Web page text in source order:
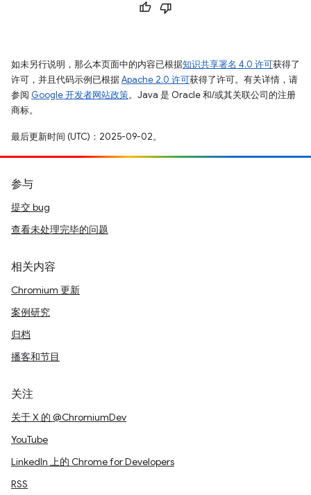
如未另行说明，那么本页面中的内容已根据知识共享署名 4.0 许可获得了
许可，并且代码示例已根据Apache 2.0 许可获得了许可。有关详情，请
参阅 Google 开发者网站政策。Java 是 Oracle 和/或其关联公司的注册
商标。
最后更新时间 (UTC)：2025-09-02。
参与
提交 bug
查看未处理完毕的问题
相关内容
Chromium 更新
案例研究
归档
播客和节目
关注
关于 X 的 @ChromiumDev
YouTube
LinkedIn 上的 Chrome for Developers
RSS